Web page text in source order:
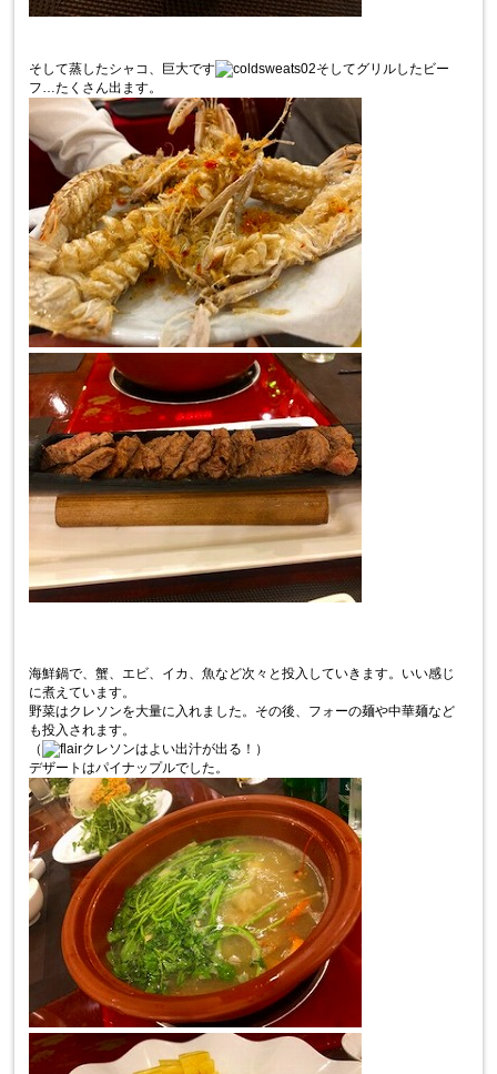
そして蒸したシャコ、巨大です
そしてグリルしたビー
フ…たくさん出ます。
海鮮鍋で、蟹、エビ、イカ、魚など次々と投入していきます。いい感じ
に煮えています。
野菜はクレソンを大量に入れました。その後、フォーの麺や中華麺など
も投入されます。
（
クレソンはよい出汁が出る！）
デザートはパイナップルでした。